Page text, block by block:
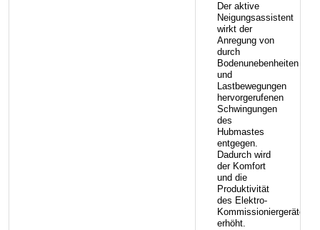
Der aktive
Neigungsassistent
wirkt der
Anregung von
durch
Bodenunebenheiten
und
Lastbewegungen
hervorgerufenen
Schwingungen
des
Hubmastes
entgegen.
Dadurch wird
der Komfort
und die
Produktivität
des Elektro-
Kommissioniergerätes
erhöht.